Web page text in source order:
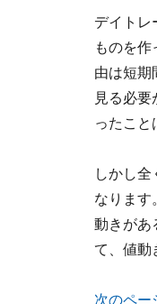
デイトレ
ものを
由は短期
見る必
ったこと
しかし
なります
動きがあ
て、値動
次のペー